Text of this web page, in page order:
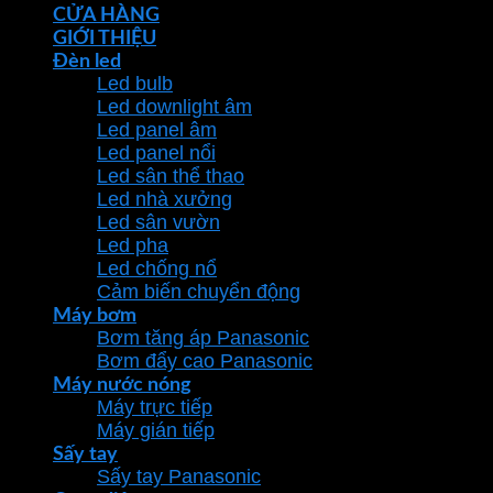
CỬA HÀNG
GIỚI THIỆU
Đèn led
Led bulb
Led downlight âm
Led panel âm
Led panel nổi
Led sân thể thao
Led nhà xưởng
Led sân vườn
Led pha
Led chống nổ
Cảm biến chuyển động
Máy bơm
Bơm tăng áp Panasonic
Bơm đẩy cao Panasonic
Máy nước nóng
Máy trực tiếp
Máy gián tiếp
Sấy tay
Sấy tay Panasonic